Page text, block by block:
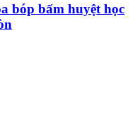
bóp bấm huyệt học